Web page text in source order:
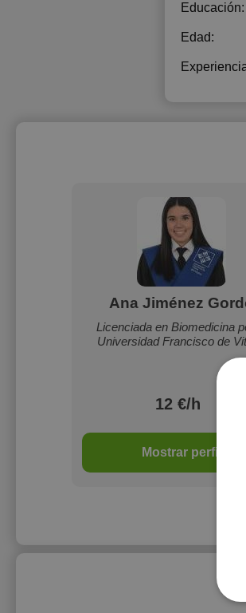
Educación:
Edad:
Ana Jiménez
Licenciada en Biomedicina
Universidad Francisco de
12 €/h
Mostrar perfil